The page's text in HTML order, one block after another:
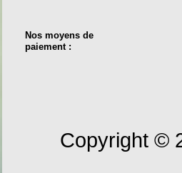
Nos moyens de
paiement :
Copyright ©